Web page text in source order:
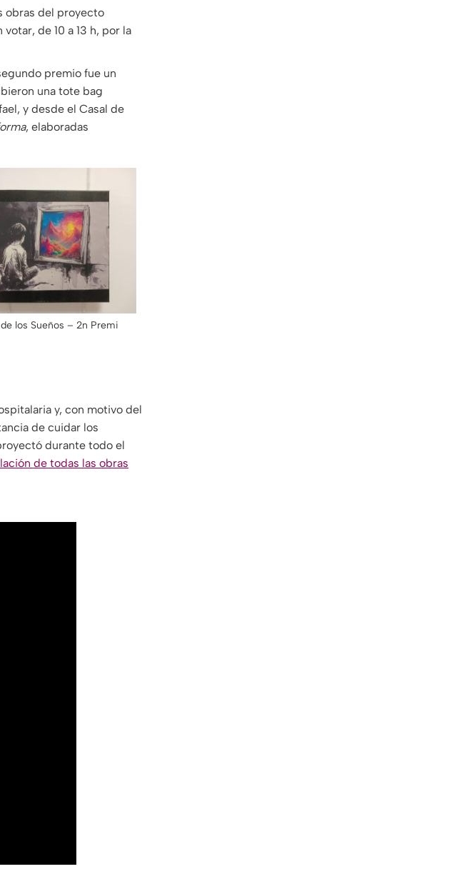
obras del proyecto
de 10 a 13 h, por la
premio fue un
una tote bag
y desde el Casal de
, elaboradas
los Sueños – 2n Premi
y, con motivo del
de cuidar los
durante todo el
de todas las obras